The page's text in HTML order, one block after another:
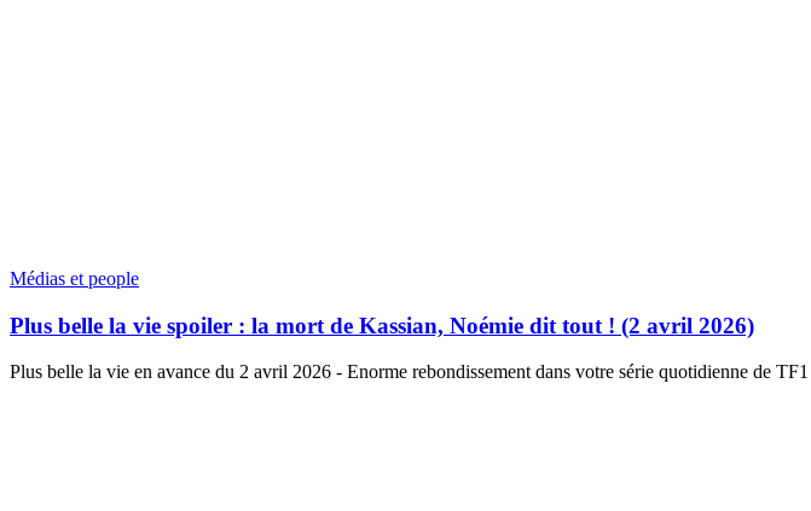
Médias et people
Plus belle la vie spoiler : la mort de Kassian, Noémie dit tout ! (2 avril 2026)
Plus belle la vie en avance du 2 avril 2026 - Enorme rebondissement dans votre série quotidienne de